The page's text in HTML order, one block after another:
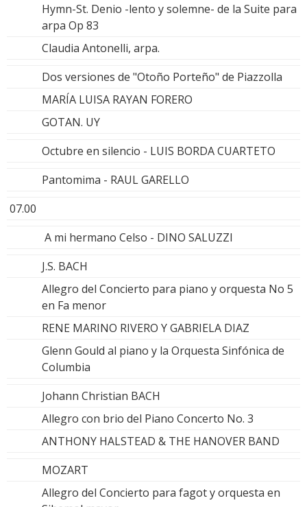
Hymn-St. Denio -lento y solemne- de la Suite para
arpa Op 83
Claudia Antonelli, arpa.
Dos versiones de "Otoño Porteño" de Piazzolla
MARÍA LUISA RAYAN FORERO
GOTAN. UY
Octubre en silencio - LUIS BORDA CUARTETO
Pantomima - RAUL GARELLO
07.00
A mi hermano Celso - DINO SALUZZI
J.S. BACH
Allegro del Concierto para piano y orquesta No 5
en Fa menor
RENE MARINO RIVERO Y GABRIELA DIAZ
Glenn Gould al piano y la Orquesta Sinfónica de
Columbia
Johann Christian BACH
Allegro con brio del Piano Concerto No. 3
ANTHONY HALSTEAD & THE HANOVER BAND
MOZART
Allegro del Concierto para fagot y orquesta en